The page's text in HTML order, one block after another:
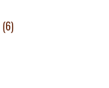
(6)